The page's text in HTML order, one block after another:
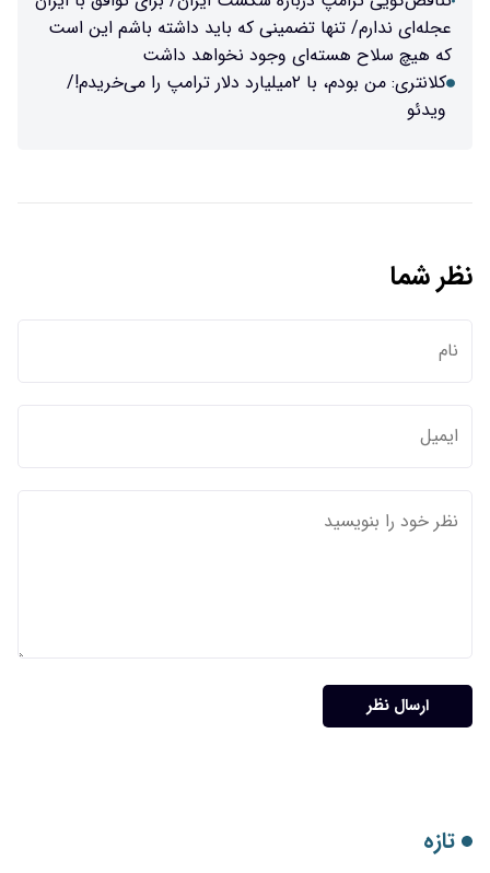
عجله‌ای ندارم/ تنها تضمینی که باید داشته باشم این است
که هیچ سلاح هسته‌ای وجود نخواهد داشت
کلانتری: من بودم، با ۲میلیارد دلار ترامپ را می‌خریدم!/
ویدئو
نظر شما
ارسال نظر
تازه